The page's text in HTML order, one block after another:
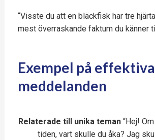
“Visste du att en bläckfisk har tre
mest överraskande faktum du känner
Exempel på effektiva
meddelanden
Relaterade till unika teman “Hej!
tiden, vart skulle du åka? Jag